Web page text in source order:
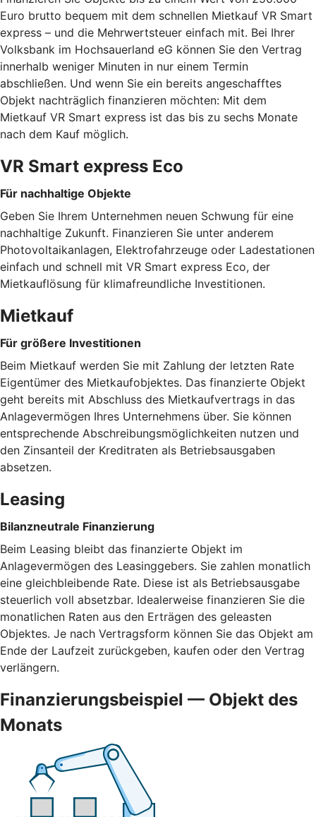
Euro brutto bequem mit dem schnellen Mietkauf VR Smart
express – und die Mehrwertsteuer einfach mit. Bei Ihrer
Volksbank im Hochsauerland eG können Sie den Vertrag
innerhalb weniger Minuten in nur einem Termin
abschließen. Und wenn Sie ein bereits angeschafftes
Objekt nachträglich finanzieren möchten: Mit dem
Mietkauf VR Smart express ist das bis zu sechs Monate
nach dem Kauf möglich.
VR Smart express Eco
Für nachhaltige Objekte
Geben Sie Ihrem Unternehmen neuen Schwung für eine
nachhaltige Zukunft. Finanzieren Sie unter anderem
Photovoltaikanlagen, Elektrofahrzeuge oder Ladestationen
einfach und schnell mit VR Smart express Eco, der
Mietkauflösung für klimafreundliche Investitionen.
Mietkauf
Für größere Investitionen
Beim Mietkauf werden Sie mit Zahlung der letzten Rate
Eigentümer des Mietkaufobjektes. Das finanzierte Objekt
geht bereits mit Abschluss des Mietkaufvertrags in das
Anlagevermögen Ihres Unternehmens über. Sie können
entsprechende Abschreibungsmöglichkeiten nutzen und
den Zinsanteil der Kreditraten als Betriebsausgaben
absetzen.
Leasing
Bilanzneutrale Finanzierung
Beim Leasing bleibt das finanzierte Objekt im
Anlagevermögen des Leasinggebers. Sie zahlen monatlich
eine gleichbleibende Rate. Diese ist als Betriebsausgabe
steuerlich voll absetzbar. Idealerweise finanzieren Sie die
monatlichen Raten aus den Erträgen des geleasten
Objektes. Je nach Vertragsform können Sie das Objekt am
Ende der Laufzeit zurückgeben, kaufen oder den Vertrag
verlängern.
Finanzierungsbeispiel — Objekt des
Monats